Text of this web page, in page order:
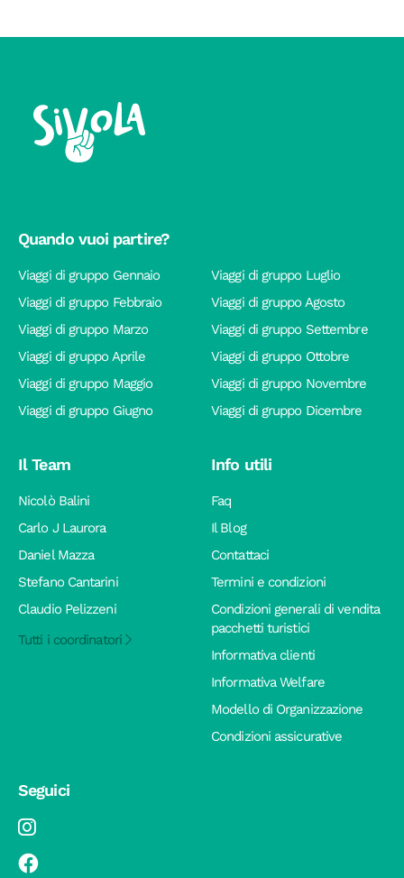
Quando vuoi partire?
Viaggi di gruppo Gennaio
Viaggi di gruppo Febbraio
Viaggi di gruppo Marzo
Viaggi di gruppo Aprile
Viaggi di gruppo Maggio
Viaggi di gruppo Giugno
Viaggi di gruppo Luglio
Viaggi di gruppo Agosto
Viaggi di gruppo Settembre
Viaggi di gruppo Ottobre
Viaggi di gruppo Novembre
Viaggi di gruppo Dicembre
Il Team
Nicolò Balini
Carlo J Laurora
Daniel Mazza
Stefano Cantarini
Claudio Pelizzeni
Tutti i coordinatori
Info utili
Faq
Il Blog
Contattaci
Termini e condizioni
Condizioni generali di vendita
pacchetti turistici
Informativa clienti
Informativa Welfare
Modello di Organizzazione
Condizioni assicurative
Seguici